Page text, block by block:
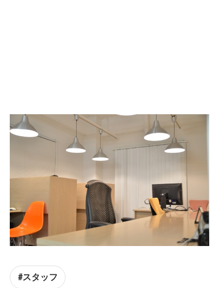
#スタッフ